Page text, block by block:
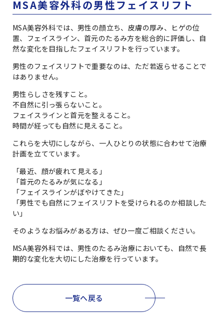
MSA美容外科の男性フェイスリフト
MSA美容外科では、男性の顔立ち、皮膚の厚み、ヒゲの位
置、フェイスライン、首元のたるみ方を総合的に評価し、自
然な変化を目指したフェイスリフトを行っています。
男性のフェイスリフトで重要なのは、ただ若返らせることで
はありません。
男性らしさを残すこと。
不自然に引っ張らないこと。
フェイスラインと首元を整えること。
時間が経っても自然に見えること。
これらを大切にしながら、一人ひとりの状態に合わせて治療
計画を立てています。
「最近、顔が疲れて見える」
「首元のたるみが気になる」
「フェイスラインがぼやけてきた」
「男性でも自然にフェイスリフトを受けられるのか相談した
い」
そのようなお悩みがある方は、ぜひ一度ご相談ください。
MSA美容外科では、男性のたるみ治療においても、自然で長
期的な変化を大切にした治療を行っています。
一覧へ戻る